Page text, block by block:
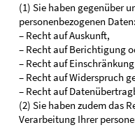
(1) Sie haben gegenüber
personenbezogenen Daten:
– Recht auf Auskunft,
– Recht auf Berichtigung
– Recht auf
– Recht auf Widerspruch
– Recht auf
(2) Sie haben zudem das
Verarbeitung Ihrer